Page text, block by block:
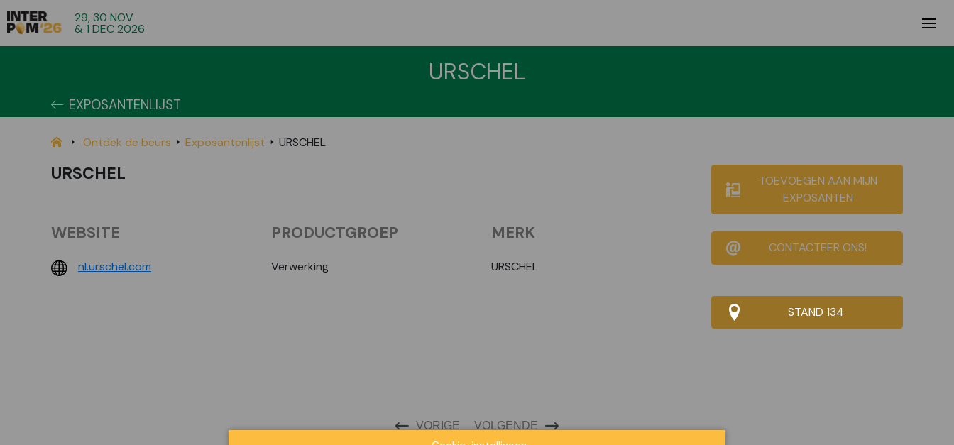
29, 30 NOV
& 1 DEC 2026
URSCHEL
EXPOSANTENLIJST
Ontdek de beurs Exposantenlijst URSCHEL
URSCHEL
TOEVOEGEN AAN MIJN
EXPOSANTEN
CONTACTEER ONS!
STAND 134
WEBSITE
nl.urschel.com
PRODUCTGROEP
Verwerking
MERK
URSCHEL
VORIGE VOLGENDE